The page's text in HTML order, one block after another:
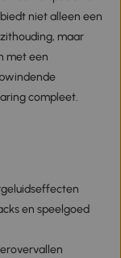
niet alleen een
maar
met een
compleet.
en speelgoed